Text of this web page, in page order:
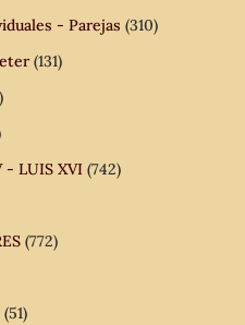
- Parejas (310)
(131)
- LUIS XVI (742)
(772)
(51)